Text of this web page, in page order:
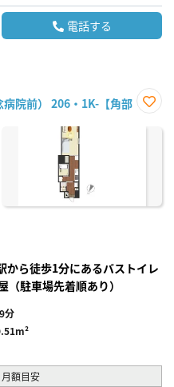
電話する
院前） 206・1K-【角部
に入
から徒歩1分にあるバストイレ
駐車場先着順あり）
分
月額目安